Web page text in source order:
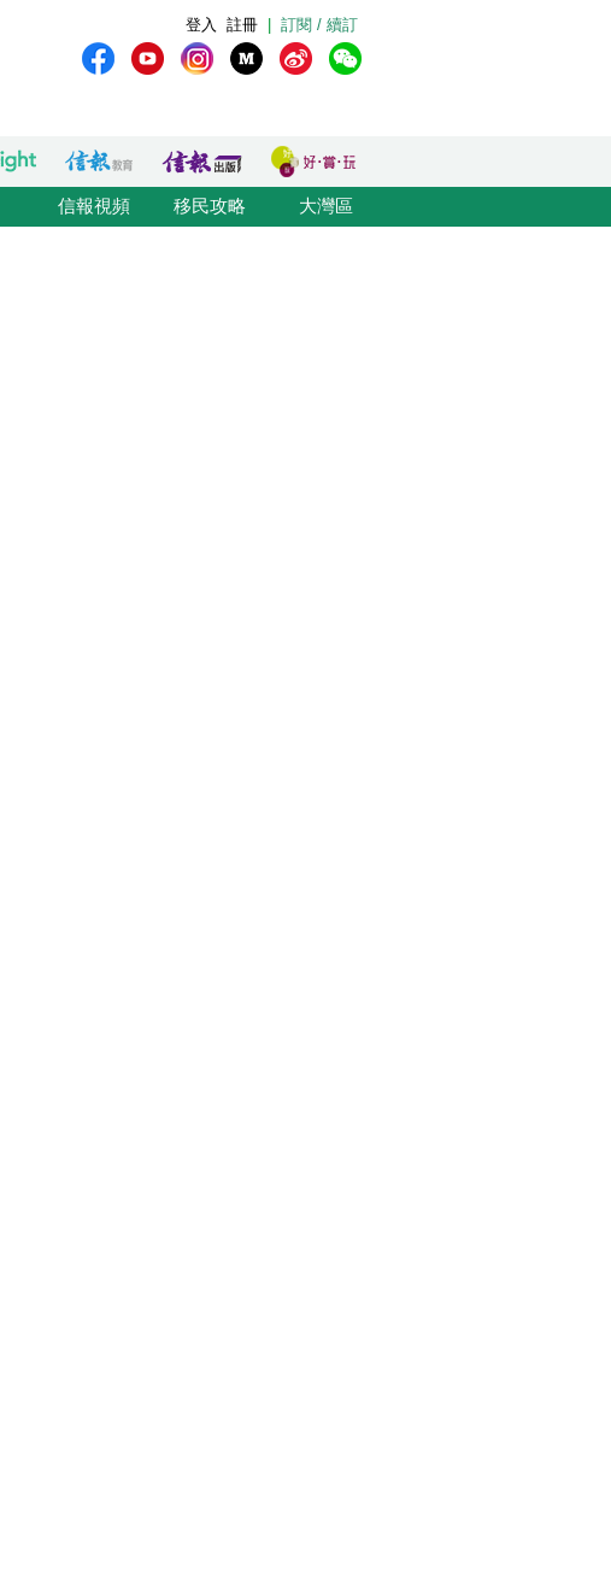
訂閱 / 續訂
註冊
登入
信報視頻 移民攻略 大灣區